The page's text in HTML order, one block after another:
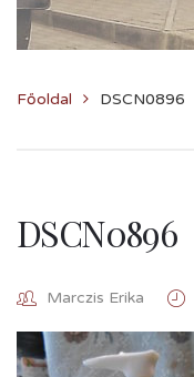
Főoldal DSCN0896
DSCN0896
Marczis Erika